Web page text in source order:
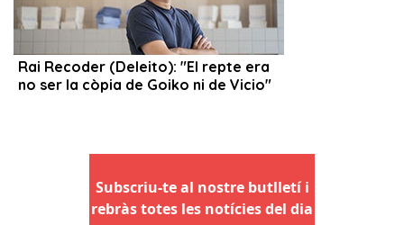
Subscriu-te al nostre butlletí i
rebràs totes les notícies del dia